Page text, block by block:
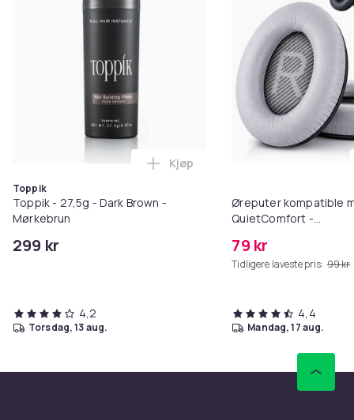
Toppik
Toppik - 27,5g - Dark Brown -
Mørkebrun
299 kr
Legg Toppik - 27,5g - Dark
Kjøp
4,2
torsdag, 13 aug.
Øreputer kompatible
QuietComfort -
79 kr
Tidligere laveste pris: 99 kr
4,4
mandag, 17 aug.